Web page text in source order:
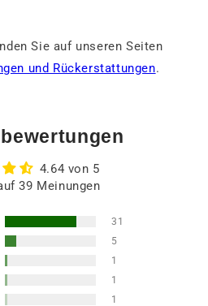
Sie auf unseren Seiten
und Rückerstattungen.
4.64 von 5
39 Meinungen
31
5
1
1
1